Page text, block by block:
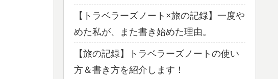
【トラベラーズノート×旅の記録】一度や
めた私が、また書き始めた理由。
【旅の記録】トラベラーズノートの使い
方＆書き方を紹介します！